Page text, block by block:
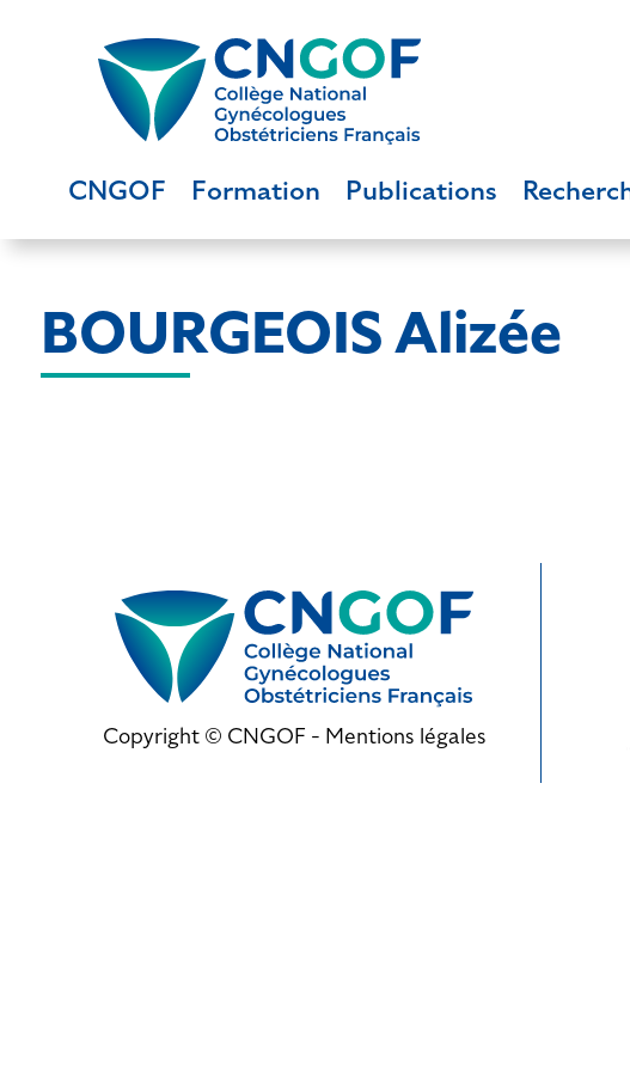
CNGOF Formation Publications
BOURGEOIS Alizée
Copyright © CNGOF - Mentions légales